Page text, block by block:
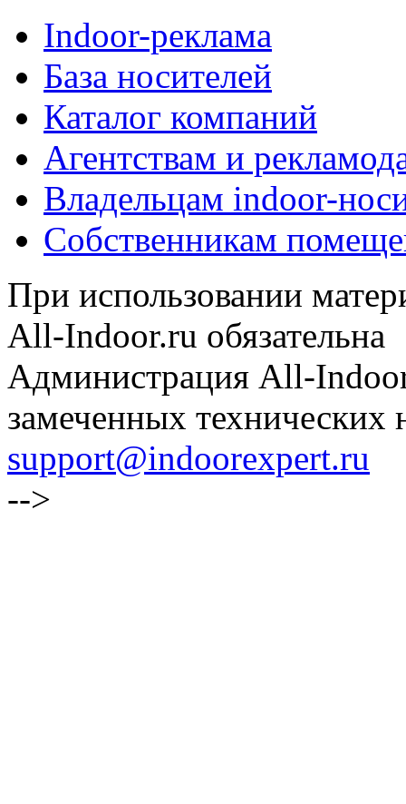
Indoor-реклама
База носителей
Каталог компаний
Агентствам и
Владельцам indoor-
Собственникам
При использовании
All-Indoor.ru обязательна
Администрация All-
замеченных технических
support@indoorexpert.ru
-->